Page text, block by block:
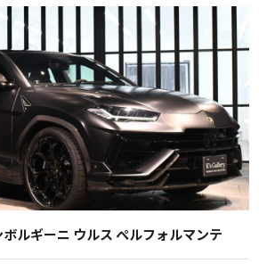
ギーニ ウルス ペルフォルマンテ